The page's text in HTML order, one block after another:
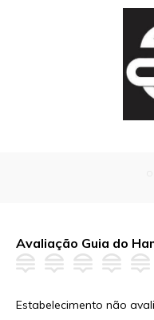
Avaliação Guia do
Estabelecimento não